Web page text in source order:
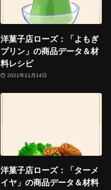
洋菓子店ローズ：「よもぎ
プリン」の商品データ＆材
料レシピ
2021年11月14日
洋菓子店ローズ：「ターメ
イヤ」の商品データ＆材料